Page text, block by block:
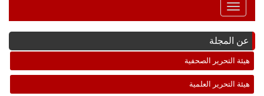
Toggle
Navigation
عن المجلة
هيئة التحرير الصحفية
هيئة التحرير العلمية